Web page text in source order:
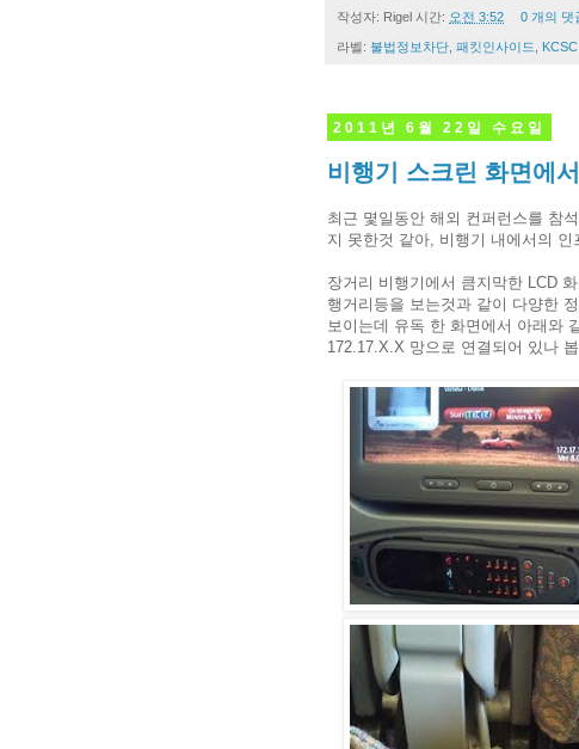
작성자: Rigel 시간: 오전 3:52 0 개의 댓
라벨: 불법정보차단 패킷인사이드 KCSC
2011년 6월 22일 수요일
비행기 스크린 화면에
최근 몇일동안 해외 컨퍼런스를 참
지 못한것 같아, 비행기 내에서의
장거리 비행기에서 큼지막한 LCD
행거리등을 보는것과 같이 다양한
보이는데 유독 한 화면에서 아래와
172.17.X.X 망으로 연결되어 있나